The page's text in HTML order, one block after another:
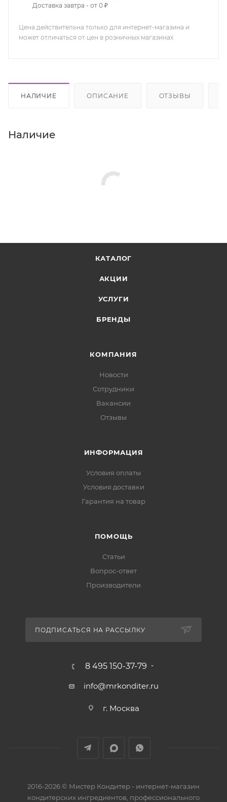
Доставка завтра - от 0 ₽
Цена действительна только для интернет-магазина и
может отличаться от цен в розничных магазинах
НАЛИЧИЕ ОПИСАНИЕ ОТЗЫВЫ
Наличие
КАТАЛОГ
АКЦИИ
УСЛУГИ
БРЕНДЫ
КОМПАНИЯ
Новости
Сотрудники
Вакансии
Отзывы
ИНФОРМАЦИЯ
Условия оплаты
Условия доставки
Гарантия на товар
ПОМОЩЬ
Статьи
Вопрос-ответ
Производители
ПОДПИСАТЬСЯ НА РАССЫЛКУ
8 495 150-37-79
info@mrkonditer.ru
г. Москва
2016-2026 © Мистер Кондитер - интернет-магазин
кондитерских ингредиентов, профессионального